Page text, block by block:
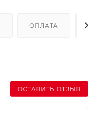
ОПЛАТА
ОСТАВИТЬ ОТЗЫВ